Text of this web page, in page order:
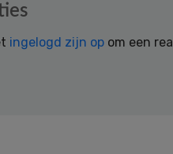
ingelogd zijn op om een